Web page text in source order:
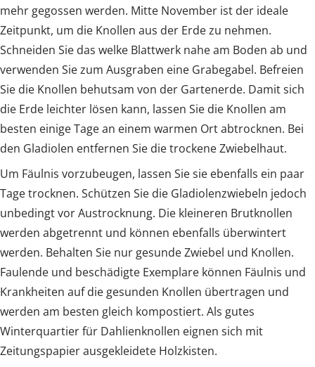
mehr gegossen werden. Mitte November ist der ideale
Zeitpunkt, um die Knollen aus der Erde zu nehmen.
Schneiden Sie das welke Blattwerk nahe am Boden ab und
verwenden Sie zum Ausgraben eine Grabegabel. Befreien
Sie die Knollen behutsam von der Gartenerde. Damit sich
die Erde leichter lösen kann, lassen Sie die Knollen am
besten einige Tage an einem warmen Ort abtrocknen. Bei
den Gladiolen entfernen Sie die trockene Zwiebelhaut.
Um Fäulnis vorzubeugen, lassen Sie sie ebenfalls ein paar
Tage trocknen. Schützen Sie die Gladiolenzwiebeln jedoch
unbedingt vor Austrocknung. Die kleineren Brutknollen
werden abgetrennt und können ebenfalls überwintert
werden. Behalten Sie nur gesunde Zwiebel und Knollen.
Faulende und beschädigte Exemplare können Fäulnis und
Krankheiten auf die gesunden Knollen übertragen und
werden am besten gleich kompostiert. Als gutes
Winterquartier für Dahlienknollen eignen sich mit
Zeitungspapier ausgekleidete Holzkisten.